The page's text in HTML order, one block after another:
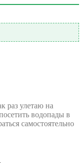
раз улетаю на
водопады в
самостоятельно